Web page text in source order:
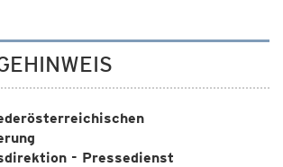
- Pressedienst